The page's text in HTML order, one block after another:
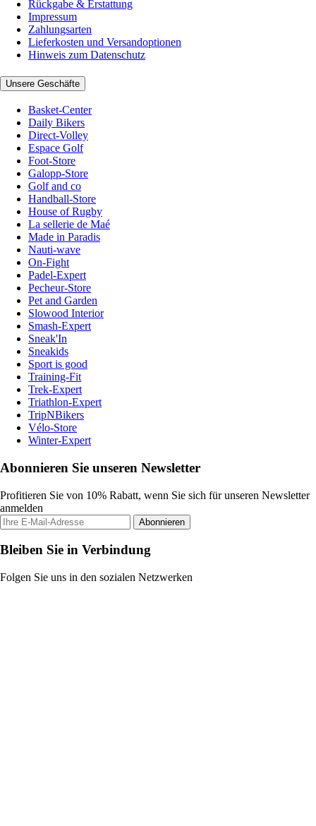
Rückgabe & Erstattung
Impressum
Zahlungsarten
Lieferkosten und Versandoptionen
Hinweis zum Datenschutz
Unsere Geschäfte
Basket-Center
Daily Bikers
Direct-Volley
Espace Golf
Foot-Store
Galopp-Store
Golf and co
Handball-Store
House of Rugby
La sellerie de Maé
Made in Paradis
Nauti-wave
On-Fight
Padel-Expert
Pecheur-Store
Pet and Garden
Slowood Interior
Smash-Expert
Sneak'In
Sneakids
Sport is good
Training-Fit
Trek-Expert
Triathlon-Expert
TripNBikers
Vélo-Store
Winter-Expert
Abonnieren Sie unseren Newsletter
Profitieren Sie von 10% Rabatt, wenn Sie sich für unseren Newsletter
anmelden
Abonnieren
Bleiben Sie in Verbindung
Folgen Sie uns in den sozialen Netzwerken